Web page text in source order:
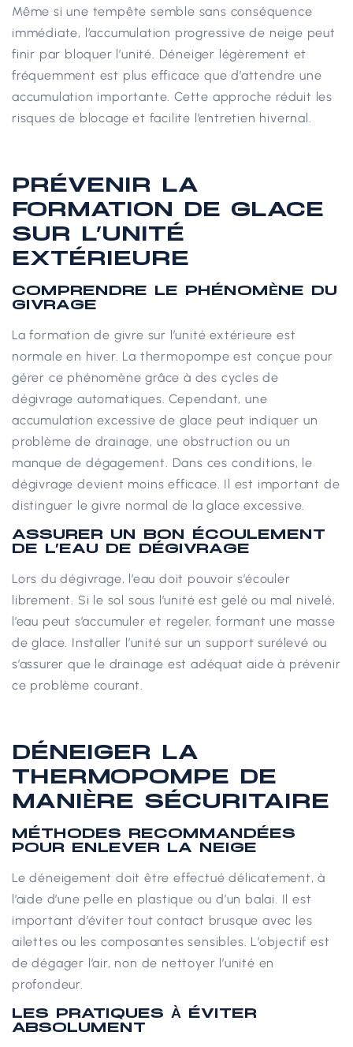
Même si une tempête semble sans conséquence
immédiate, l’accumulation progressive de neige peut
finir par bloquer l’unité. Déneiger légèrement et
fréquemment est plus efficace que d’attendre une
accumulation importante.Cette approche réduit les
risques de blocage et facilite l’entretien hivernal.
PRÉVENIR LA
FORMATION DE GLACE
SUR L’UNITÉ
EXTÉRIEURE
COMPRENDRE LE PHÉNOMÈNE DU
GIVRAGE
La formation de givre sur l’unité extérieure est
normale en hiver. La thermopompe est conçue pour
gérer ce phénomène grâce à des cycles de
dégivrage automatiques.Cependant, une
accumulation excessive de glace peut indiquer un
problème de drainage, une obstruction ou un
manque de dégagement. Dans ces conditions, le
dégivrage devient moins efficace. Il est important de
distinguer le givre normal de la glace excessive.
ASSURER UN BON ÉCOULEMENT
DE L’EAU DE DÉGIVRAGE
Lors du dégivrage, l’eau doit pouvoir s’écouler
librement. Si le sol sous l’unité est gelé ou mal nivelé,
l’eau peut s’accumuler et regeler, formant une masse
de glace. Installer l’unité sur un support surélevé ou
s’assurer que le drainage est adéquat aide à prévenir
ce problème courant.
DÉNEIGER LA
THERMOPOMPE DE
MANIÈRE SÉCURITAIRE
MÉTHODES RECOMMANDÉES
POUR ENLEVER LA NEIGE
Le déneigement doit être effectué délicatement, à
l’aide d’une pelle en plastique ou d’un balai. Il est
important d’éviter tout contact brusque avec les
ailettes ou les composantes sensibles. L’objectif est
de dégager l’air, non de nettoyer l’unité en
profondeur.
LES PRATIQUES À ÉVITER
ABSOLUMENT